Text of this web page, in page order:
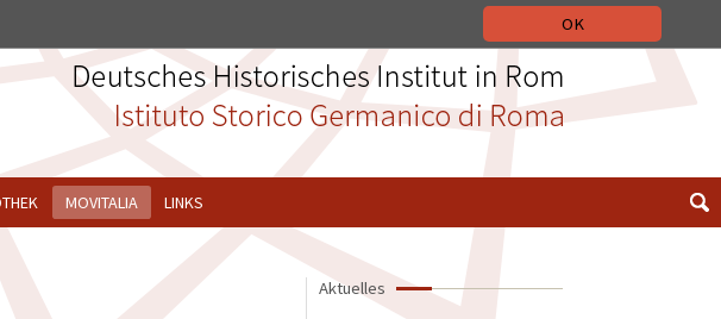
OK
Aktuelles
MOVITALIA LINKS